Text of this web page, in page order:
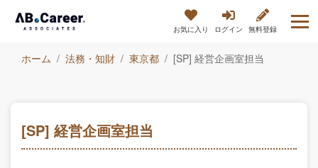
お気に入り ログイン 無料登録
ホーム 法務・知財 東京都 [SP] 経営企画室担当
[SP] 経営企画室担当